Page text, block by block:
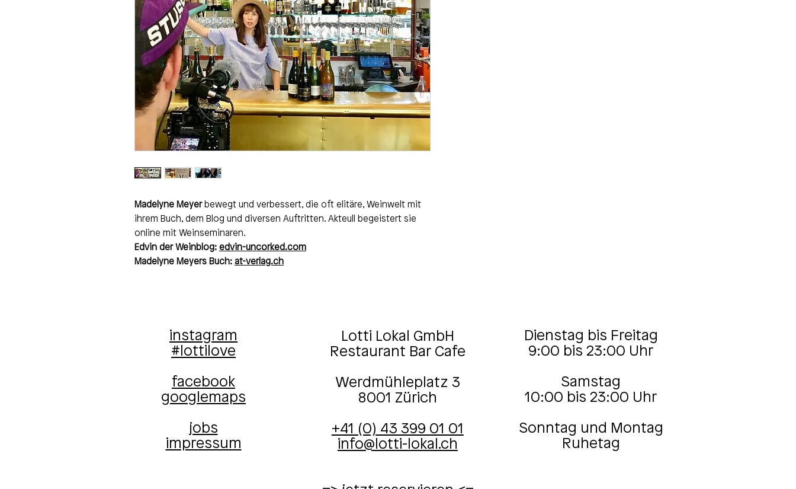
Madelyne Meyerbewegt und verbessert, die oft elitäre, Weinwelt mit
ihrem Buch, dem Blog und diversen Auftritten. Akteull begeistert sie
online mit Weinseminaren.
Edvin der Weinblog: edvin-uncorked.com
Madelyne Meyers Buch: at-verlag.ch
Lotti Lokal GmbH
Restaurant Bar Cafe
Werdmühleplatz 3
8001 Zürich
+41 (0) 43 399 01 01
info@lotti-lokal.ch
instagram
#lottilove
facebook
googlemaps
jobs
impressum
Dienstag bis Freitag
9:00 bis 23:00 Uhr
Samstag
10:00 bis 23:00 Uhr
Sonntag und Montag
Ruhetag